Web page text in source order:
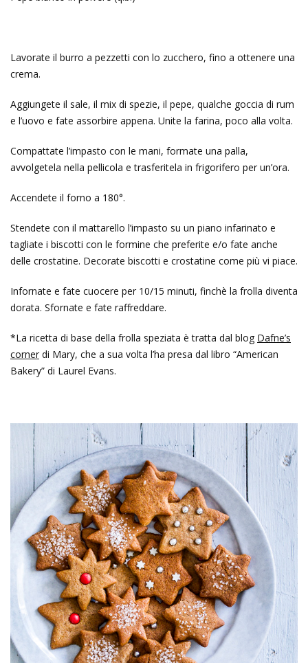
Lavorate il burro a pezzetti con lo zucchero, fino a ottenere una
crema.
Aggiungete il sale, il mix di spezie, il pepe, qualche goccia di rum
e l’uovo e fate assorbire appena. Unite la farina, poco alla volta.
Compattate l’impasto con le mani, formate una palla,
avvolgetela nella pellicola e trasferitela in frigorifero per un’ora.
Accendete il forno a 180°.
Stendete con il mattarello l’impasto su un piano infarinato e
tagliate i biscotti con le formine che preferite e/o fate anche
delle crostatine. Decorate biscotti e crostatine come più vi piace.
Infornate e fate cuocere per 10/15 minuti, finchè la frolla diventa
dorata. Sfornate e fate raffreddare.
*La ricetta di base della frolla speziata è tratta dal blog Dafne’s
corner di Mary, che a sua volta l’ha presa dal libro “American
Bakery” di Laurel Evans.